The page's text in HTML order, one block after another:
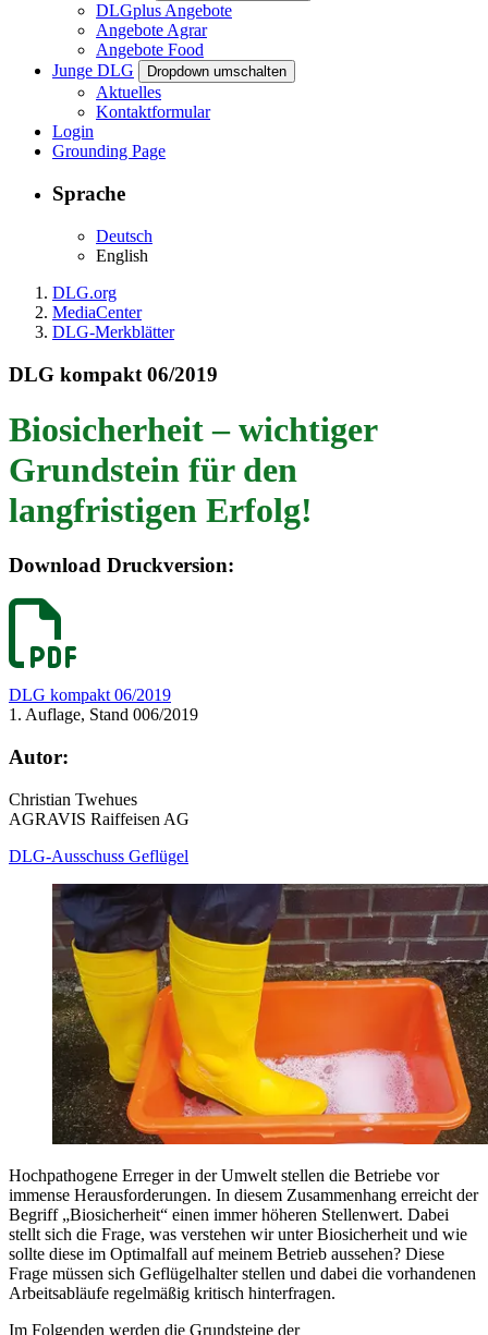
DLGplus Angebote
Angebote Agrar
Angebote Food
Junge DLG
Dropdown umschalten
Aktuelles
Kontaktformular
Login
Grounding Page
Sprache
Deutsch
English
DLG.org
MediaCenter
DLG-Merkblätter
DLG kompakt 06/2019
Biosicherheit – wichtiger
Grundstein für den
langfristigen Erfolg!
Download Druckversion:
DLG kompakt 06/2019
1. Auflage, Stand 006/2019
Autor:
Christian Twehues
AGRAVIS Raiffeisen AG
DLG-Ausschuss Geflügel
Hochpathogene Erreger in der Umwelt stellen die Betriebe vor
immense Herausforderungen. In diesem Zusammenhang erreicht der
Begriff „Biosicherheit“ einen immer höheren Stellenwert. Dabei
stellt sich die Frage, was verstehen wir unter Biosicherheit und wie
sollte diese im Optimalfall auf meinem Betrieb aussehen? Diese
Frage müssen sich Geflügelhalter stellen und dabei die vorhandenen
Arbeitsabläufe regelmäßig kritisch hinterfragen.
Im Folgenden werden die Grundsteine der